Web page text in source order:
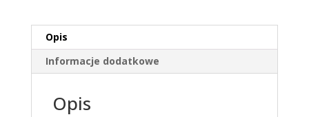
Opis
Informacje dodatkowe
Opis